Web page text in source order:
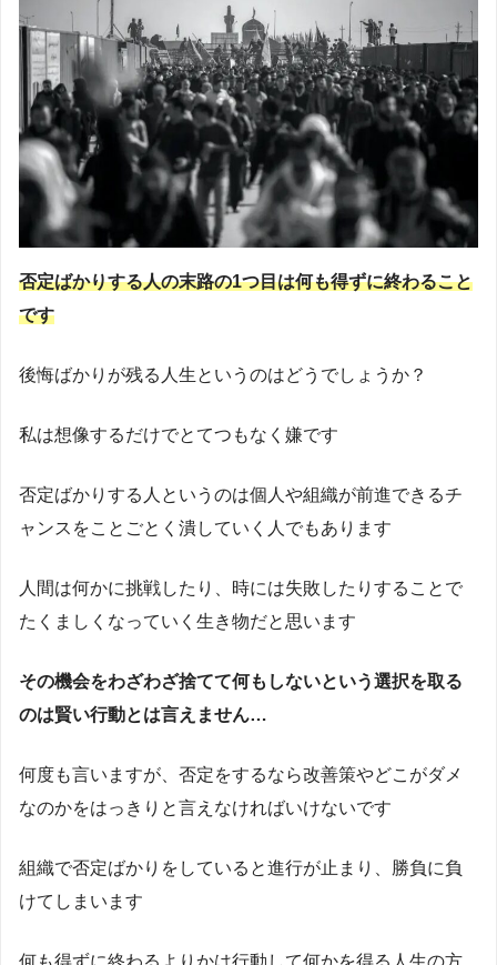
否定ばかりする人の末路の1つ目は何も得ずに終わること
です
後悔ばかりが残る人生というのはどうでしょうか？
私は想像するだけでとてつもなく嫌です
否定ばかりする人というのは個人や組織が前進できるチ
ャンスをことごとく潰していく人でもあります
人間は何かに挑戦したり、時には失敗したりすることで
たくましくなっていく生き物だと思います
その機会をわざわざ捨てて何もしないという選択を取る
のは賢い行動とは言えません…
何度も言いますが、否定をするなら改善策やどこがダメ
なのかをはっきりと言えなければいけないです
組織で否定ばかりをしていると進行が止まり、勝負に負
けてしまいます
何も得ずに終わるよりかは行動して何かを得る人生の方